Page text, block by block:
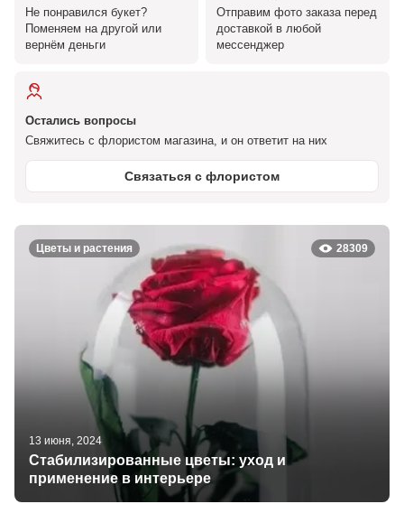
Не понравился букет?
Поменяем на другой или
вернём деньги
Отправим фото заказа перед
доставкой в любой
мессенджер
Остались вопросы
Свяжитесь с флористом магазина, и он ответит на них
Связаться с флористом
13 июня, 2024
Стабилизированные цветы: уход и
применение в интерьере
28309
Цветы и растения